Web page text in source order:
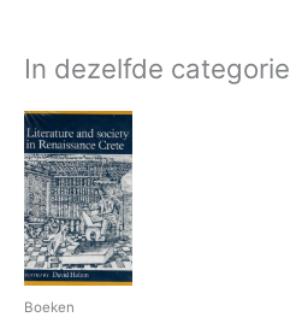
In dezelfde categorie
Boeken